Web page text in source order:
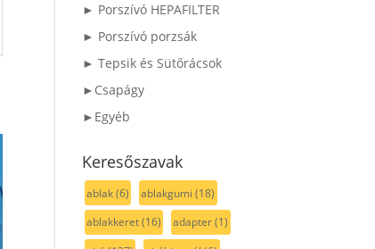
► Porszívó HEPAFILTER
► Porszívó porzsák
► Tepsik és Sütőrácsok
►Csapágy
►Egyéb
Keresőszavak
ablak(6) ablakgumi (18)
ablakkeret(16) adapter(1)